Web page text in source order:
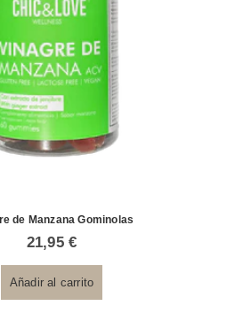
de Manzana Gominolas
21,95 €
Añadir al carrito